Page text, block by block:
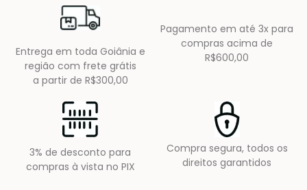
Entrega em toda Goiânia e
região com frete grátis
a partir de R$300,00
Pagamento em até 3x para
compras acima de
R$600,00
3% de desconto para
compras à vista no PIX
Compra segura, todos os
direitos garantidos